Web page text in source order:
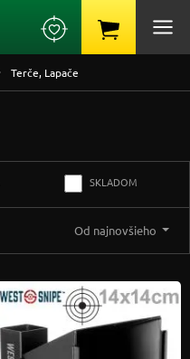
Terče, Lapače
SKLADOM
Od najnovšieho